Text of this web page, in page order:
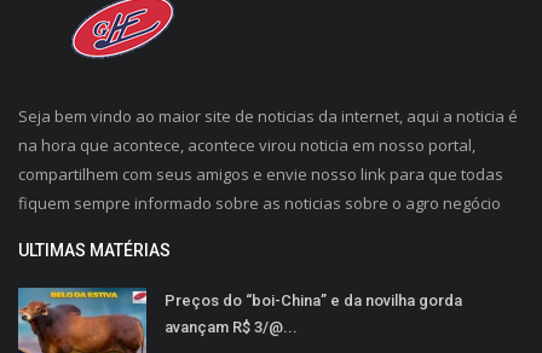
Seja bem vindo ao maior site de noticias da internet, aqui a noticia é
na hora que acontece, acontece virou noticia em nosso portal,
compartilhem com seus amigos e envie nosso link para que todas
fiquem sempre informado sobre as noticias sobre o agro negócio
ULTIMAS MATÉRIAS
Preços do “boi-China” e da novilha gorda
avançam R$ 3/@...